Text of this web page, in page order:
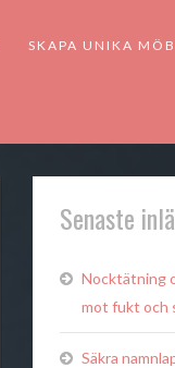
SKAPA UNIKA
Senaste
Nocktätning
mot fukt och
Säkra